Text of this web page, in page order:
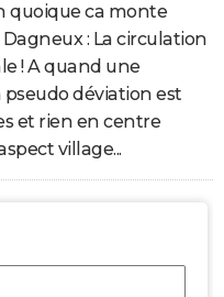
quoique ca monte
Dagneux : La circulation
! A quand une
déviation est
et rien en centre
village...